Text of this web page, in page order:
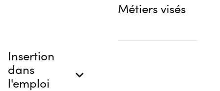
Métiers visés
Insertion
dans
l'emploi